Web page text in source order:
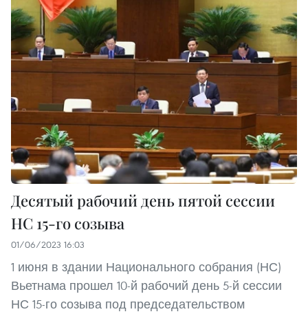
Десятый рабочий день пятой сессии
НС 15-го созыва
01/06/2023 16:03
1 июня в здании Национального собрания (НС)
Вьетнама прошел 10-й рабочий день 5-й сессии
НС 15-го созыва под председательством